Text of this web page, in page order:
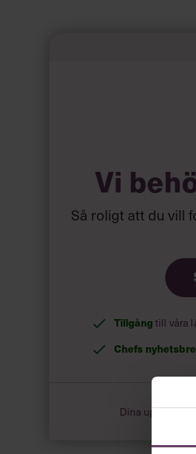
Vi
Så roligt att du vill
Tillgångtill våra
Chefs
Dina uppgifter